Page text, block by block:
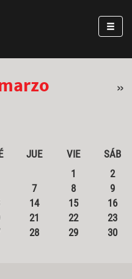
»
JUE VIE
SÁB
1
2
7 8
9
14 15
16
21 22
23
28 29
30